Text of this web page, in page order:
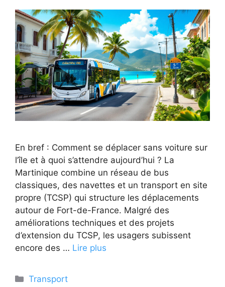
En bref : Comment se déplacer sans voiture sur
l’île et à quoi s’attendre aujourd’hui ? La
Martinique combine un réseau de bus
classiques, des navettes et un transport en site
propre (TCSP) qui structure les déplacements
autour de Fort-de-France. Malgré des
améliorations techniques et des projets
d’extension du TCSP, les usagers subissent
encore des … Lire plus
Catégories
Transport